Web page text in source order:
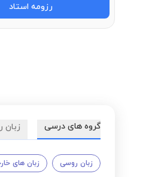
رزومه استاد
گروه های درسی
زبان روسی زبان های